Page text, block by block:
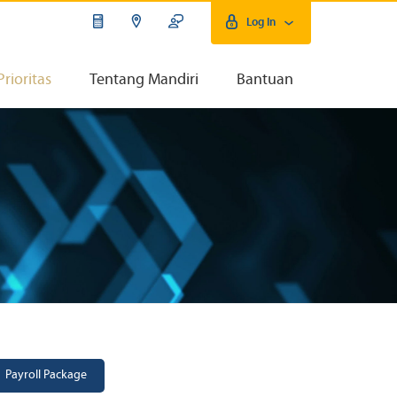
Log In
Prioritas Tentang Mandiri Bantuan
Payroll Package